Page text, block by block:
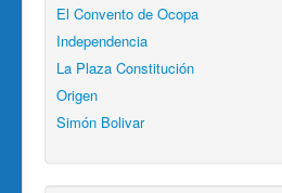
El Convento de Ocopa
Independencia
La Plaza Constitución
Origen
Simón Bolivar